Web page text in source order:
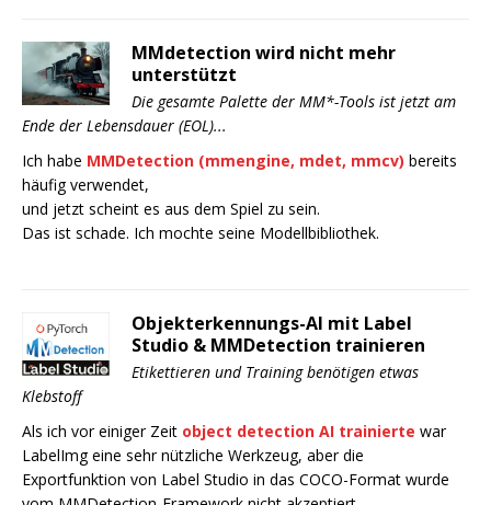
MMdetection wird nicht mehr
unterstützt
Die gesamte Palette der MM*-Tools ist jetzt am
Ende der Lebensdauer (EOL)...
Ich habe MMDetection (mmengine, mdet, mmcv) bereits
häufig verwendet,
und jetzt scheint es aus dem Spiel zu sein.
Das ist schade. Ich mochte seine Modellbibliothek.
Objekterkennungs-AI mit Label
Studio & MMDetection trainieren
Etikettieren und Training benötigen etwas
Klebstoff
Als ich vor einiger Zeit object detection AI trainierte war
LabelImg eine sehr nützliche Werkzeug, aber die
Exportfunktion von Label Studio in das COCO-Format wurde